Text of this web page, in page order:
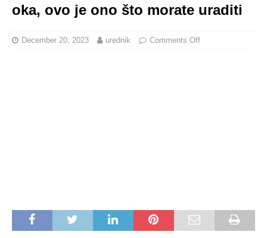
oka, ovo je ono što morate uraditi
December 20, 2023 urednik Comments Off